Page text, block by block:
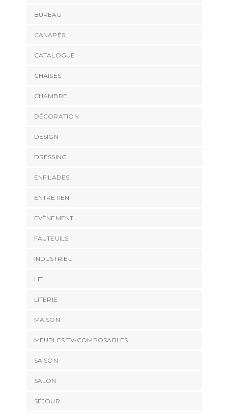
BUREAU
CANAPÉS
CATALOGUE
CHAISES
CHAMBRE
DÉCORATION
DESIGN
DRESSING
ENFILADES
ENTRETIEN
EVÈNEMENT
FAUTEUILS
INDUSTRIEL
LIT
LITERIE
MAISON
MEUBLES TV-COMPOSABLES
SAISON
SALON
SÉJOUR